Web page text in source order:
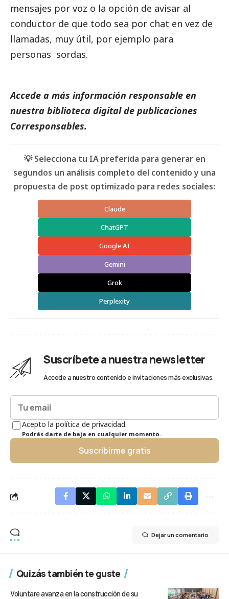
mensajes por voz o la opción de avisar al
conductor de que todo sea por chat en vez de
llamadas, muy útil, por ejemplo para
personas sordas.
Accede a más información responsable en
nuestra biblioteca digital de publicaciones
Corresponsables.
💡 Selecciona tu IA preferida para generar en
segundos un análisis completo del contenido y una
propuesta de post optimizado para redes sociales:
Claude
ChatGPT
Google AI
Gemini
Grok
Perplexity
Suscríbete a nuestra newsletter
Accede a nuestro contenido e invitaciones más exclusivas.
Acepto la política de privacidad.
Podrás darte de baja en cualquier momento.
Suscribirme gratis
Dejar un comentario
Quizás también te guste
Voluntare avanza en la construcción de su